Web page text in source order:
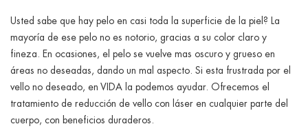
menu
menu
menu
Usted sabe que hay pelo en casi toda la superficie de la piel? La
mayoría de ese pelo no es notorio, gracias a su color claro y
fineza. En ocasiones, el pelo se vuelve mas oscuro y grueso en
áreas no deseadas, dando un mal aspecto. Si esta frustrada por el
vello no deseado, en VIDA la podemos ayudar. Ofrecemos el
tratamiento de reducción de vello con láser en cualquier parte del
cuerpo, con beneficios duraderos.